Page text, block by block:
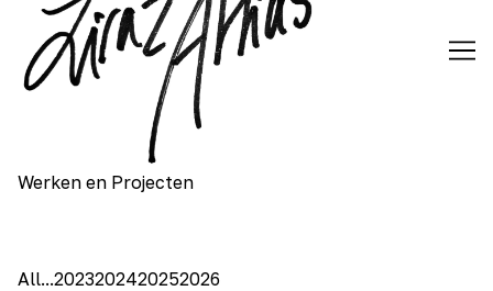
Werken en Projecten
All...2023202420252026